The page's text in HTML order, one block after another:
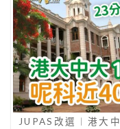
JUPAS改選︱港大